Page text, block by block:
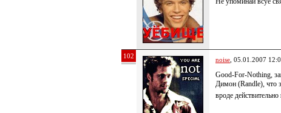
102 noise , 05.01.2007
Good-For-Nothing,
Димон (Randle), что
вроде